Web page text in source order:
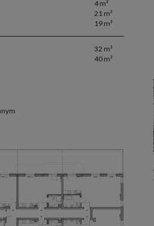
4 m²
21 m²
19 m²
32 m²
40 m²